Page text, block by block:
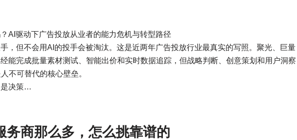
AI驱动下广告投放从业者的能力危机与转型路径
，但不会用AI的投手会被淘汰。这是近两年广告投放行业最真实的写照。聚光、巨量
能完成批量素材测试、智能出价和实时数据追踪，但战略判断、创意策划和用户洞察
不可替代的核心壁垒。
是决策…
务商那么多，怎么挑靠谱的